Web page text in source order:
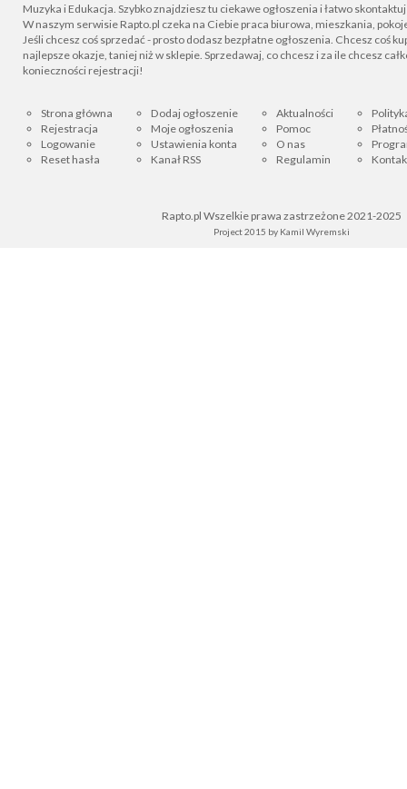
Muzyka i Edukacja. Szybko znajdziesz tu ciekawe ogłoszenia i łatwo
W naszym serwisie Rapto.pl czeka na Ciebie praca biurowa, mieszkania,
Jeśli chcesz coś sprzedać - prosto dodasz bezpłatne ogłoszenia. Chcesz coś
najlepsze okazje, taniej niż w sklepie. Sprzedawaj, co chcesz i za ile chcesz
konieczności rejestracji!
Strona główna
Rejestracja
Logowanie
Reset hasła
Dodaj ogłoszenie
Moje ogłoszenia
Ustawienia konta
Kanał RSS
Aktualności
Pomoc
O nas
Regulamin
Rapto.pl Wszelkie prawa zastrzeżone 2021-2025
Project 2015 by Kamil Wyremski